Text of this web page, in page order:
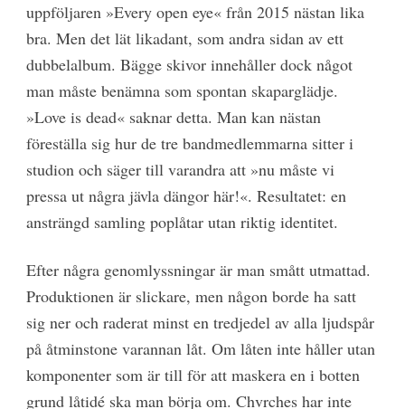
uppföljaren »Every open eye« från 2015 nästan lika
bra. Men det lät likadant, som andra sidan av ett
dubbelalbum. Bägge skivor innehåller dock något
man måste benämna som spontan skaparglädje.
»Love is dead« saknar detta. Man kan nästan
föreställa sig hur de tre bandmedlemmarna sitter i
studion och säger till varandra att »nu måste vi
pressa ut några jävla dängor här!«. Resultatet: en
ansträngd samling poplåtar utan riktig identitet.
Efter några genomlyssningar är man smått utmattad.
Produktionen är slickare, men någon borde ha satt
sig ner och raderat minst en tredjedel av alla ljudspår
på åtminstone varannan låt. Om låten inte håller utan
komponenter som är till för att maskera en i botten
grund låtidé ska man börja om. Chvrches har inte